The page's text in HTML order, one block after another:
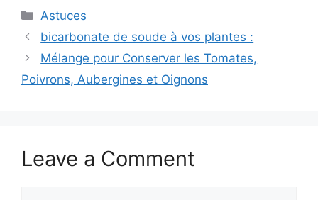
Categories
Astuces
bicarbonate de soude à vos plantes :
Mélange pour Conserver les Tomates,
Poivrons, Aubergines et Oignons
Leave a Comment